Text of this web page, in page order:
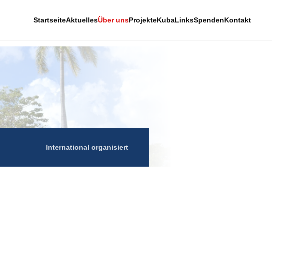
StartseiteAktuellesÜber unsProjekteKubaLinksSpendenKontakt
International organisiert